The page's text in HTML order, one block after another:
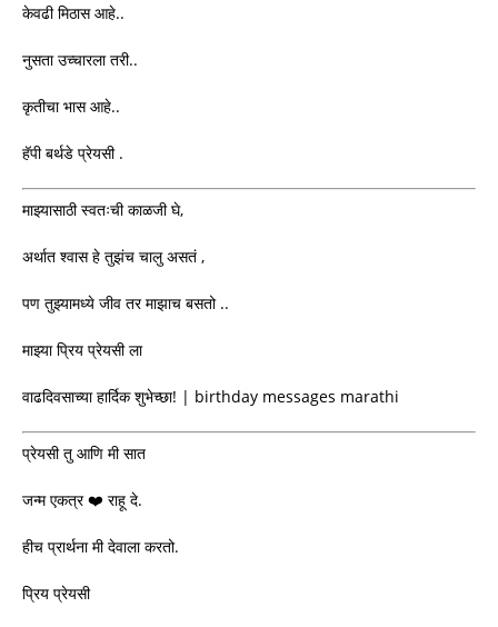
केवढी मिठास आहे..
नुसता उच्चारला तरी..
कृतीचा भास आहे..
हॅपी बर्थडे प्रेयसी .
माझ्यासाठी स्वतःची काळजी घे,
अर्थात श्वास हे तुझंच चालु असतं ,
पण तुझ्यामध्ये जीव तर माझाच बसतो ..
माझ्या प्रिय प्रेयसी ला
वाढदिवसाच्या हार्दिक शुभेच्छा! | birthday messages marathi
प्रेयसी तु आणि मी सात
जन्म एकत्र ❤️ राहू दे.
हीच प्रार्थना मी देवाला करतो.
प्रिय प्रेयसी